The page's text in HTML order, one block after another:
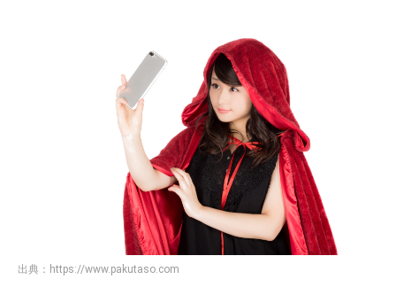
出典： https://www.pakutaso.com